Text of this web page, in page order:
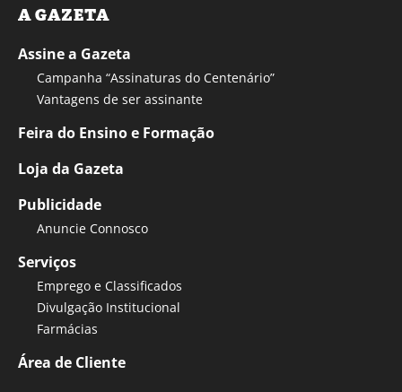
A GAZETA
Assine a Gazeta
Campanha “Assinaturas do Centenário”
Vantagens de ser assinante
Feira do Ensino e Formação
Loja da Gazeta
Publicidade
Anuncie Connosco
Serviços
Emprego e Classificados
Divulgação Institucional
Farmácias
Área de Cliente